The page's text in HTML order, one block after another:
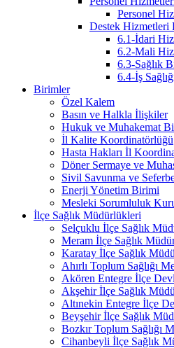
Personel
Destek Hizmetleri
6.1-İdari
6.2-Mali
6.3-Sağlık
6.4-İş
Birimler
Özel Kalem
Basın ve Halkla İlişkiler
Hukuk ve Muhakemat
İl Kalite Koordinatörlüğü
Hasta Hakları İl
Döner Sermaye ve
Sivil Savunma ve
Enerji Yönetim Birimi
Mesleki Sorumluluk
İlçe Sağlık Müdürlükleri
Selçuklu İlçe Sağlık
Meram İlçe Sağlık
Karatay İlçe Sağlık
Ahırlı Toplum Sağlığı
Akören Entegre İlçe
Akşehir İlçe Sağlık
Altınekin Entegre İlçe
Beyşehir İlçe Sağlık
Bozkır Toplum Sağlığı
Cihanbeyli İlçe Sağlık